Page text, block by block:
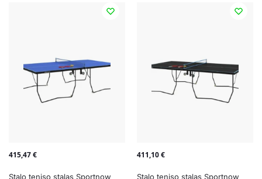
415,47€
Stalo teniso stalas Sportnow
411,10€
Stalo teniso stalas Sportnow